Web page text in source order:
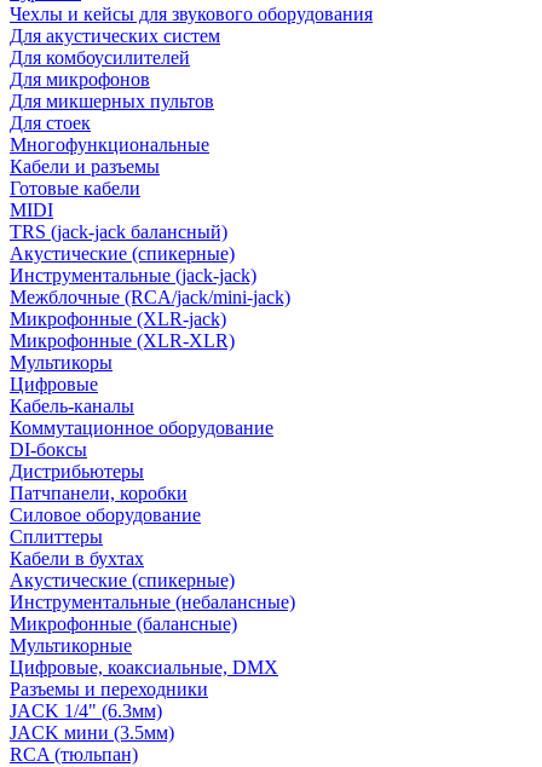
Чехлы и кейсы для звукового оборудования
Для акустических систем
Для комбоусилителей
Для микрофонов
Для микшерных пультов
Для стоек
Многофункциональные
Кабели и разъемы
Готовые кабели
MIDI
TRS (jack-jack балансный)
Акустические (спикерные)
Инструментальные (jack-jack)
Межблочные (RCA/jack/mini-jack)
Микрофонные (XLR-jack)
Микрофонные (XLR-XLR)
Мультикоры
Цифровые
Кабель-каналы
Коммутационное оборудование
DI-боксы
Дистрибьютеры
Патчпанели, коробки
Силовое оборудование
Сплиттеры
Кабели в бухтах
Акустические (спикерные)
Инструментальные (небалансные)
Микрофонные (балансные)
Мультикорные
Цифровые, коаксиальные, DMX
Разъемы и переходники
JACK 1/4" (6.3мм)
JACK мини (3.5мм)
RCA (тюльпан)